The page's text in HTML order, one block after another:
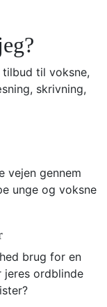
til voksne,
skrivning,
vejen gennem
unge og voksne
brug for en
ordblinde